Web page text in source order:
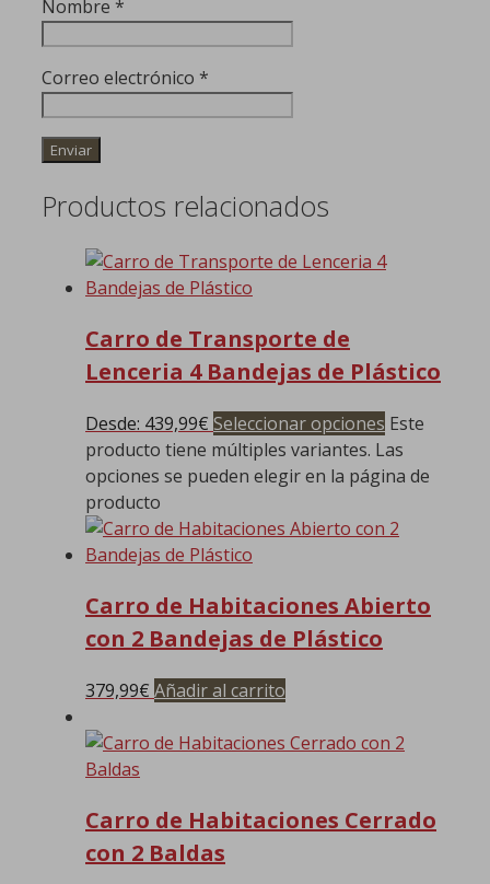
Nombre *
Correo electrónico *
Productos relacionados
Carro de Transporte de
Lenceria 4 Bandejas de Plástico
Desde: 439,99€ Seleccionar opciones Este
producto tiene múltiples variantes. Las
opciones se pueden elegir en la página de
producto
Carro de Habitaciones Abierto
con 2 Bandejas de Plástico
379,99€ Añadir al carrito
Carro de Habitaciones Cerrado
con 2 Baldas